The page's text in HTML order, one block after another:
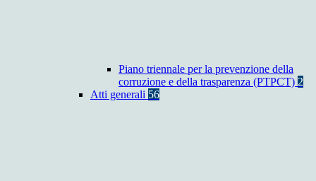
Piano triennale per la prevenzione della
corruzione e della trasparenza (PTPCT) 2
Atti generali 56